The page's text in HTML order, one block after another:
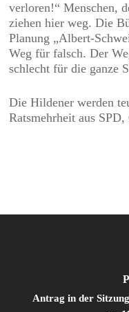
verloren!“ Menschen,
ziehen hier weg. Die
Planung „Albert-
Weg für falsch. Der
schlecht für die ganze
Die Hildener werden
Ratsmehrheit aus
Antrag in der Sitzung